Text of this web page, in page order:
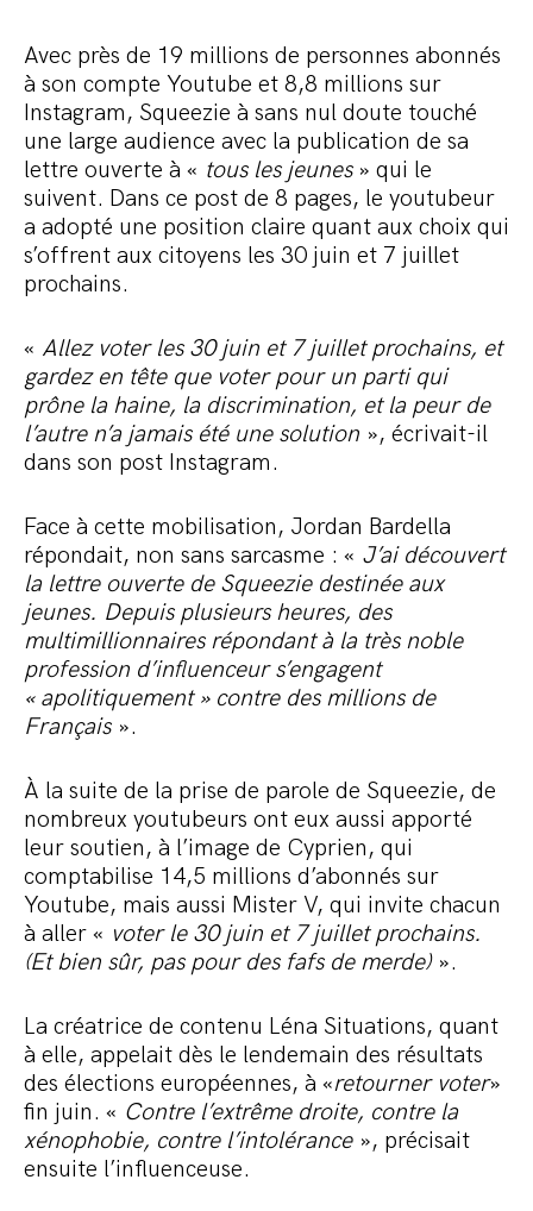
Avec près de 19 millions de personnes abonnés
à son compte Youtube et 8,8 millions sur
Instagram, Squeezie à sans nul doute touché
une large audience avec la publication de sa
lettre ouverte à « tous les jeunes » qui le
suivent. Dans ce post de 8 pages, le youtubeur
a adopté une position claire quant aux choix qui
s’offrent aux citoyens les 30 juin et 7 juillet
prochains.
« Allez voter les 30 juin et 7 juillet prochains, et
gardez en tête que voter pour un parti qui
prône la haine, la discrimination, et la peur de
l’autre n’a jamais été une solution », écrivait-il
dans son post Instagram.
Face à cette mobilisation, Jordan Bardella
répondait, non sans sarcasme : « J’ai découvert
la lettre ouverte de Squeezie destinée aux
jeunes. Depuis plusieurs heures, des
multimillionnaires répondant à la très noble
profession d’influenceur s’engagent
« apolitiquement » contre des millions de
Français».
À la suite de la prise de parole de Squeezie, de
nombreux youtubeurs ont eux aussi apporté
leur soutien, à l’image de Cyprien, qui
comptabilise 14,5 millions d’abonnés sur
Youtube, mais aussi Mister V, qui invite chacun
à aller « voter le 30 juin et 7 juillet prochains.
(Et bien sûr, pas pour des fafs de merde)».
La créatrice de contenu Léna Situations, quant
à elle, appelait dès le lendemain des résultats
des élections européennes, à «retourner voter»
fin juin. « Contre l’extrême droite, contre la
xénophobie, contre l’intolérance», précisait
ensuite l’influenceuse.